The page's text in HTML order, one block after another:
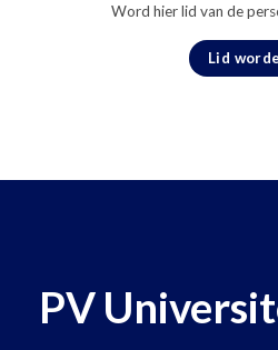
Word hier lid van de
Lid
PV